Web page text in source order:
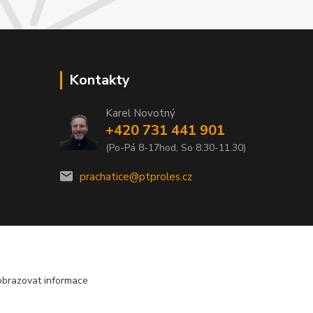
Kontakty
Karel Novotný
+420 731 441 901
(Po-Pá 8-17hod, So 8.30-11.30)
prachatice@ptproles.cz
informace